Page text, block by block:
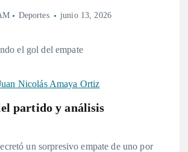
Deportes junio 13, 2026
Nicolás Amaya Ortiz
partido y análisis
un sorpresivo empate de uno por